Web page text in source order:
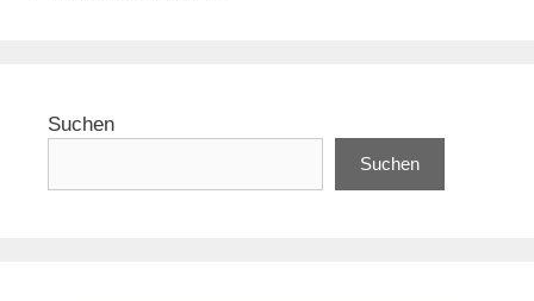
Suchen
Suchen